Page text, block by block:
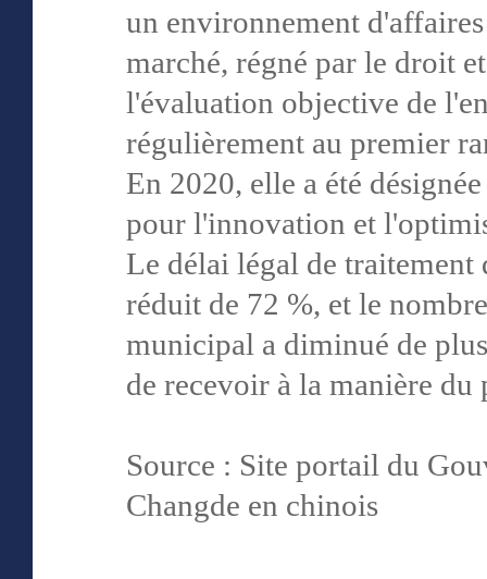
un environnement
marché, régné par le droit
l'évaluation objective de
régulièrement au premier
En 2020, elle a été
pour l'innovation et
Le délai légal de traitement
réduit de 72 %, et le
municipal a diminué de
de recevoir à la manière du
Source : Site portail du
Changde en chinois